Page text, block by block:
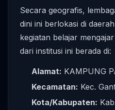
Secara geografis,
dini ini berlokasi di
kegiatan belajar
dari institusi ini berada di:
Alamat: KAMPUNG
Kecamatan: Kec.
Kota/Kabupaten: